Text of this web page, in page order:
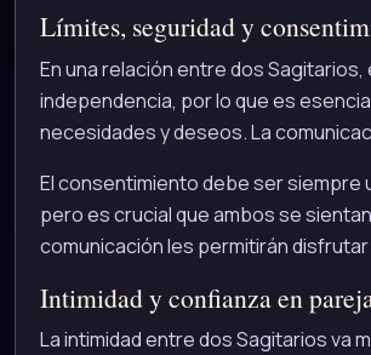
Límites, seguridad y
En una relación entre dos
independencia, por lo que es
necesidades y deseos. La
El consentimiento debe ser siempre
pero es crucial que ambos se
comunicación les permitirán
Intimidad y confianza en
La intimidad entre dos Sagitarios va